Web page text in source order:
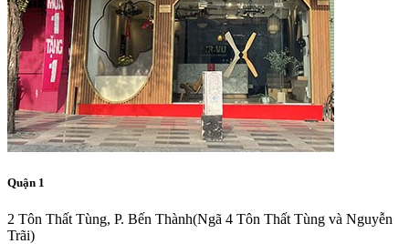
Quận 1
2 Tôn Thất Tùng, P. Bến Thành(Ngã 4 Tôn Thất Tùng và Nguyễn
Trãi)